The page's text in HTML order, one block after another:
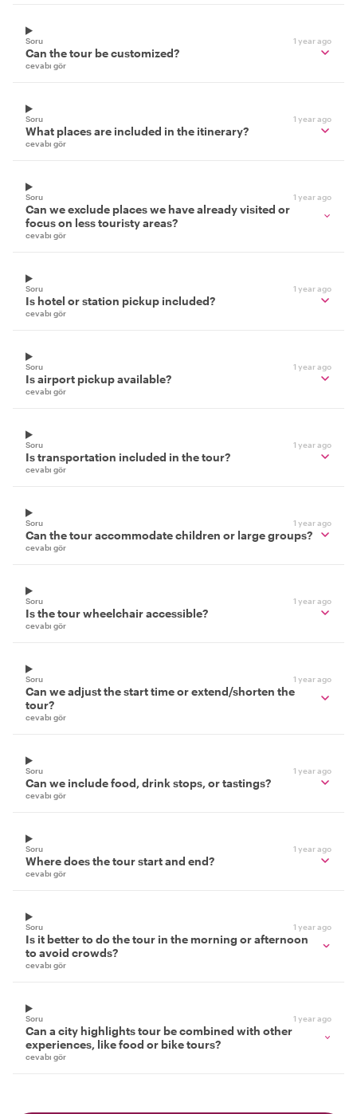
Soru 1 year ago
Can the tour be customized?
cevabı gör
Soru 1 year ago
What places are included in the itinerary?
cevabı gör
Soru 1 year ago
Can we exclude places we have already visited or
focus on less touristy areas?
cevabı gör
Soru 1 year ago
Is hotel or station pickup included?
cevabı gör
Soru 1 year ago
Is airport pickup available?
cevabı gör
Soru 1 year ago
Is transportation included in the tour?
cevabı gör
Soru 1 year ago
Can the tour accommodate children or large groups?
cevabı gör
Soru 1 year ago
Is the tour wheelchair accessible?
cevabı gör
Soru 1 year ago
Can we adjust the start time or extend/shorten the
tour?
cevabı gör
Soru 1 year ago
Can we include food, drink stops, or tastings?
cevabı gör
Soru 1 year ago
Where does the tour start and end?
cevabı gör
Soru 1 year ago
Is it better to do the tour in the morning or afternoon
to avoid crowds?
cevabı gör
Soru 1 year ago
Can a city highlights tour be combined with other
experiences, like food or bike tours?
cevabı gör